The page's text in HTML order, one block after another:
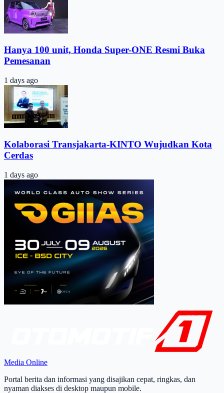
Hanya 100 unit, Honda Super-ONE Resmi Buka
Pemesanan
1 days ago
Kolaborasi Transjakarta-KINTO Wujudkan Kota
Cerdas
1 days ago
Media Online
Portal berita dan informasi yang disajikan cepat, ringkas, dan
nyaman diakses di desktop maupun mobile.